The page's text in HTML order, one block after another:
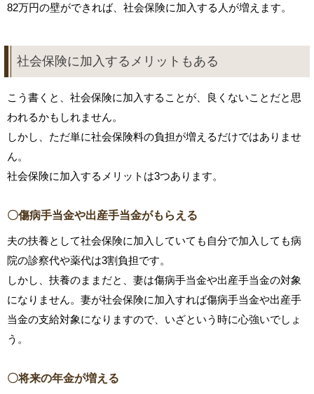
82万円の壁ができれば、社会保険に加入する人が増えます。
社会保険に加入するメリットもある
こう書くと、社会保険に加入することが、良くないことだと思
われるかもしれません。
しかし、ただ単に社会保険料の負担が増えるだけではありませ
ん。
社会保険に加入するメリットは3つあります。
〇傷病手当金や出産手当金がもらえる
夫の扶養として社会保険に加入していても自分で加入しても病
院の診察代や薬代は3割負担です。
しかし、扶養のままだと、妻は傷病手当金や出産手当金の対象
になりません。妻が社会保険に加入すれば傷病手当金や出産手
当金の支給対象になりますので、いざという時に心強いでしょ
う。
〇将来の年金が増える